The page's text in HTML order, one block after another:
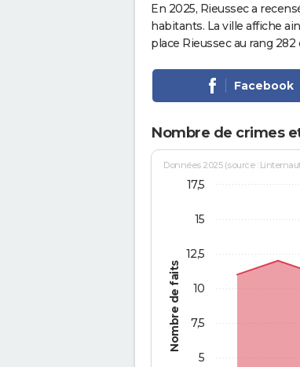
En 2025, Rieussec a
habitants. La ville affiche
place Rieussec au rang
Facebook
Nombre de crimes
Nombre de faits
Données 2025 (source :
5
7,5
10
12,5
15
17,5